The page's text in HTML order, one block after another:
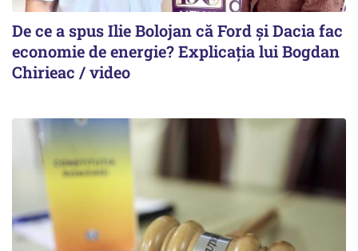
De ce a spus Ilie Bolojan că Ford și Dacia fac
economie de energie? Explicația lui Bogdan
Chirieac / video